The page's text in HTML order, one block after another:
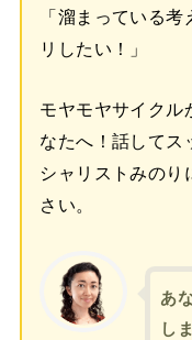
「溜まっている
リしたい！」
モヤモヤサイクル
なたへ！話してス
シャリストみのり
さい。
あ
し